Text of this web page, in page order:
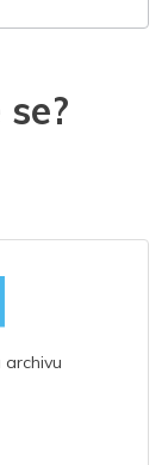
archivu